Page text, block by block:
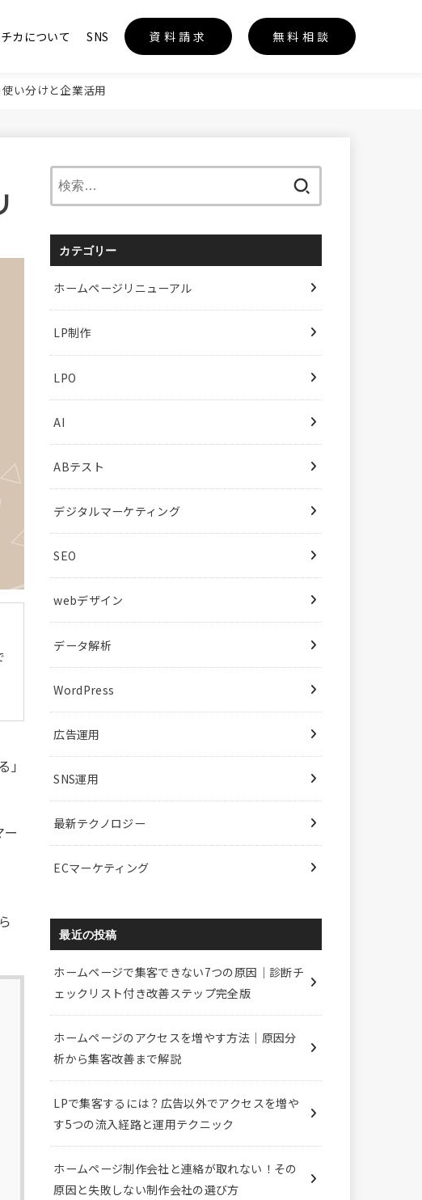
カについて SNS 資料請求 無料相談
い分けと企業活用
カテゴリー
ホームページリニューアル
LP制作
LPO
AI
ABテスト
デジタルマーケティング
SEO
webデザイン
データ解析
WordPress
広告運用
SNS運用
最新テクノロジー
ECマーケティング
最近の投稿
ホームページで集客できない7つの原因｜診断チ
ェックリスト付き改善ステップ完全版
ホームページのアクセスを増やす方法｜原因分
析から集客改善まで解説
LPで集客するには？広告以外でアクセスを増や
す5つの流入経路と運用テクニック
ホームページ制作会社と連絡が取れない！その
原因と失敗しない制作会社の選び方